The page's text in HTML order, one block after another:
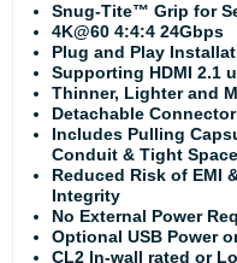
Snug-Tite™ Grip for
4K@60 4:4:4 24Gbps
Plug and Play
Supporting HDMI 2.1
Thinner, Lighter and
Detachable
Includes Pulling
Conduit & Tight
Reduced Risk of EMI
Integrity
No External Power
Optional USB Power
CL2 In-wall rated or